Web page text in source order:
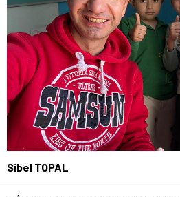
Sibel TOPAL